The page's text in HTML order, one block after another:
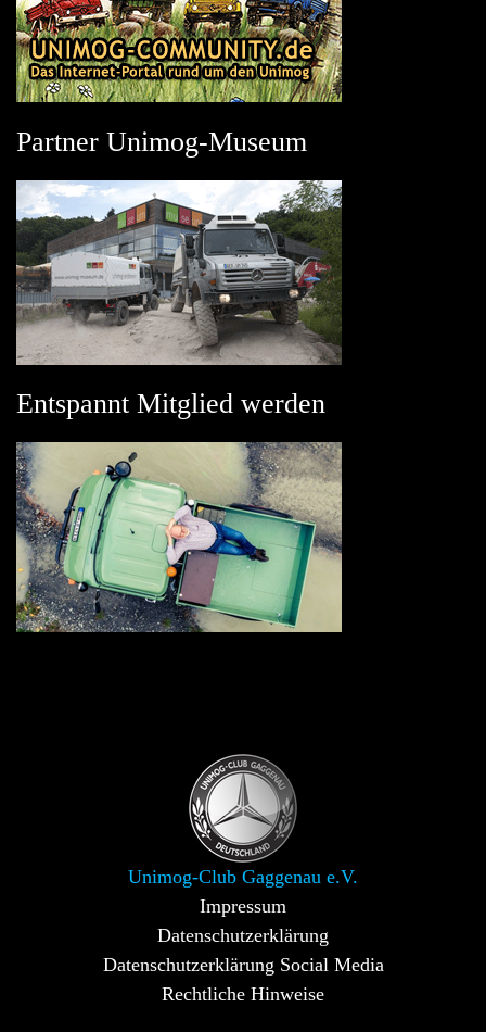
Partner Unimog-Museum
Entspannt Mitglied werden
Unimog-Club Gaggenau e.V.
Impressum
Datenschutzerklärung
Datenschutzerklärung Social Media
Rechtliche Hinweise